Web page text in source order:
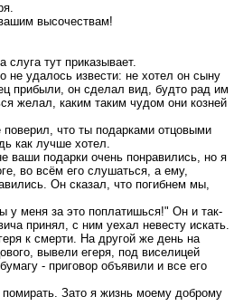
высочествам!
тут приказывает.
не удалось извести: не хотел он сыну
прибыли, он сделал вид, будто рад им
желал, каким таким чудом они козней
поверил, что ты подарками отцовыми
как лучше хотел.
ваши подарки очень понравились, но я
во всём его слушаться, а ему,
Он сказал, что погибнем мы,
у меня за это поплатишься!" Он и так-
принял, с ним уехал невесту искать.
к смерти. На другой же день на
вывели егеря, под виселицей
- приговор объявили и все его
Зато я жизнь моему доброму